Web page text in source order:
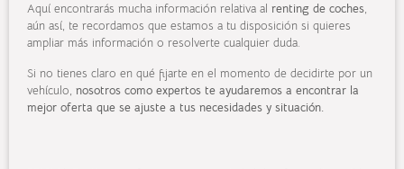
Aquí encontrarás mucha información relativa al renting de coches,
aún así, te recordamos que estamos a tu disposición si quieres
ampliar más información o resolverte cualquier duda.
Si no tienes claro en qué fijarte en el momento de decidirte por un
vehículo, nosotros como expertos te ayudaremos a encontrar la
mejor oferta que se ajuste a tus necesidades y situación.